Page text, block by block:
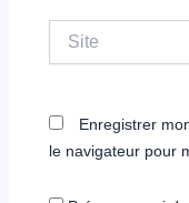
Enregistrer
le navigateur pour